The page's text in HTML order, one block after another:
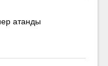
атанды